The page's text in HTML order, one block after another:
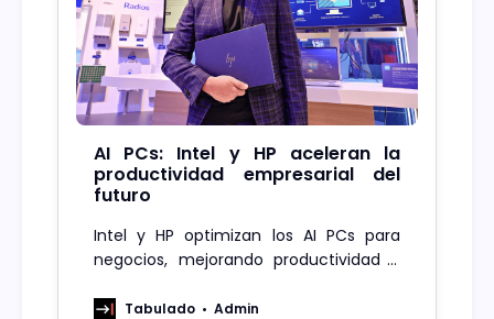
AI PCs: Intel y HP aceleran la
productividad empresarial del
futuro
Intel y HP optimizan los AI PCs para
negocios, mejorando productividad y
Tabulado Admin